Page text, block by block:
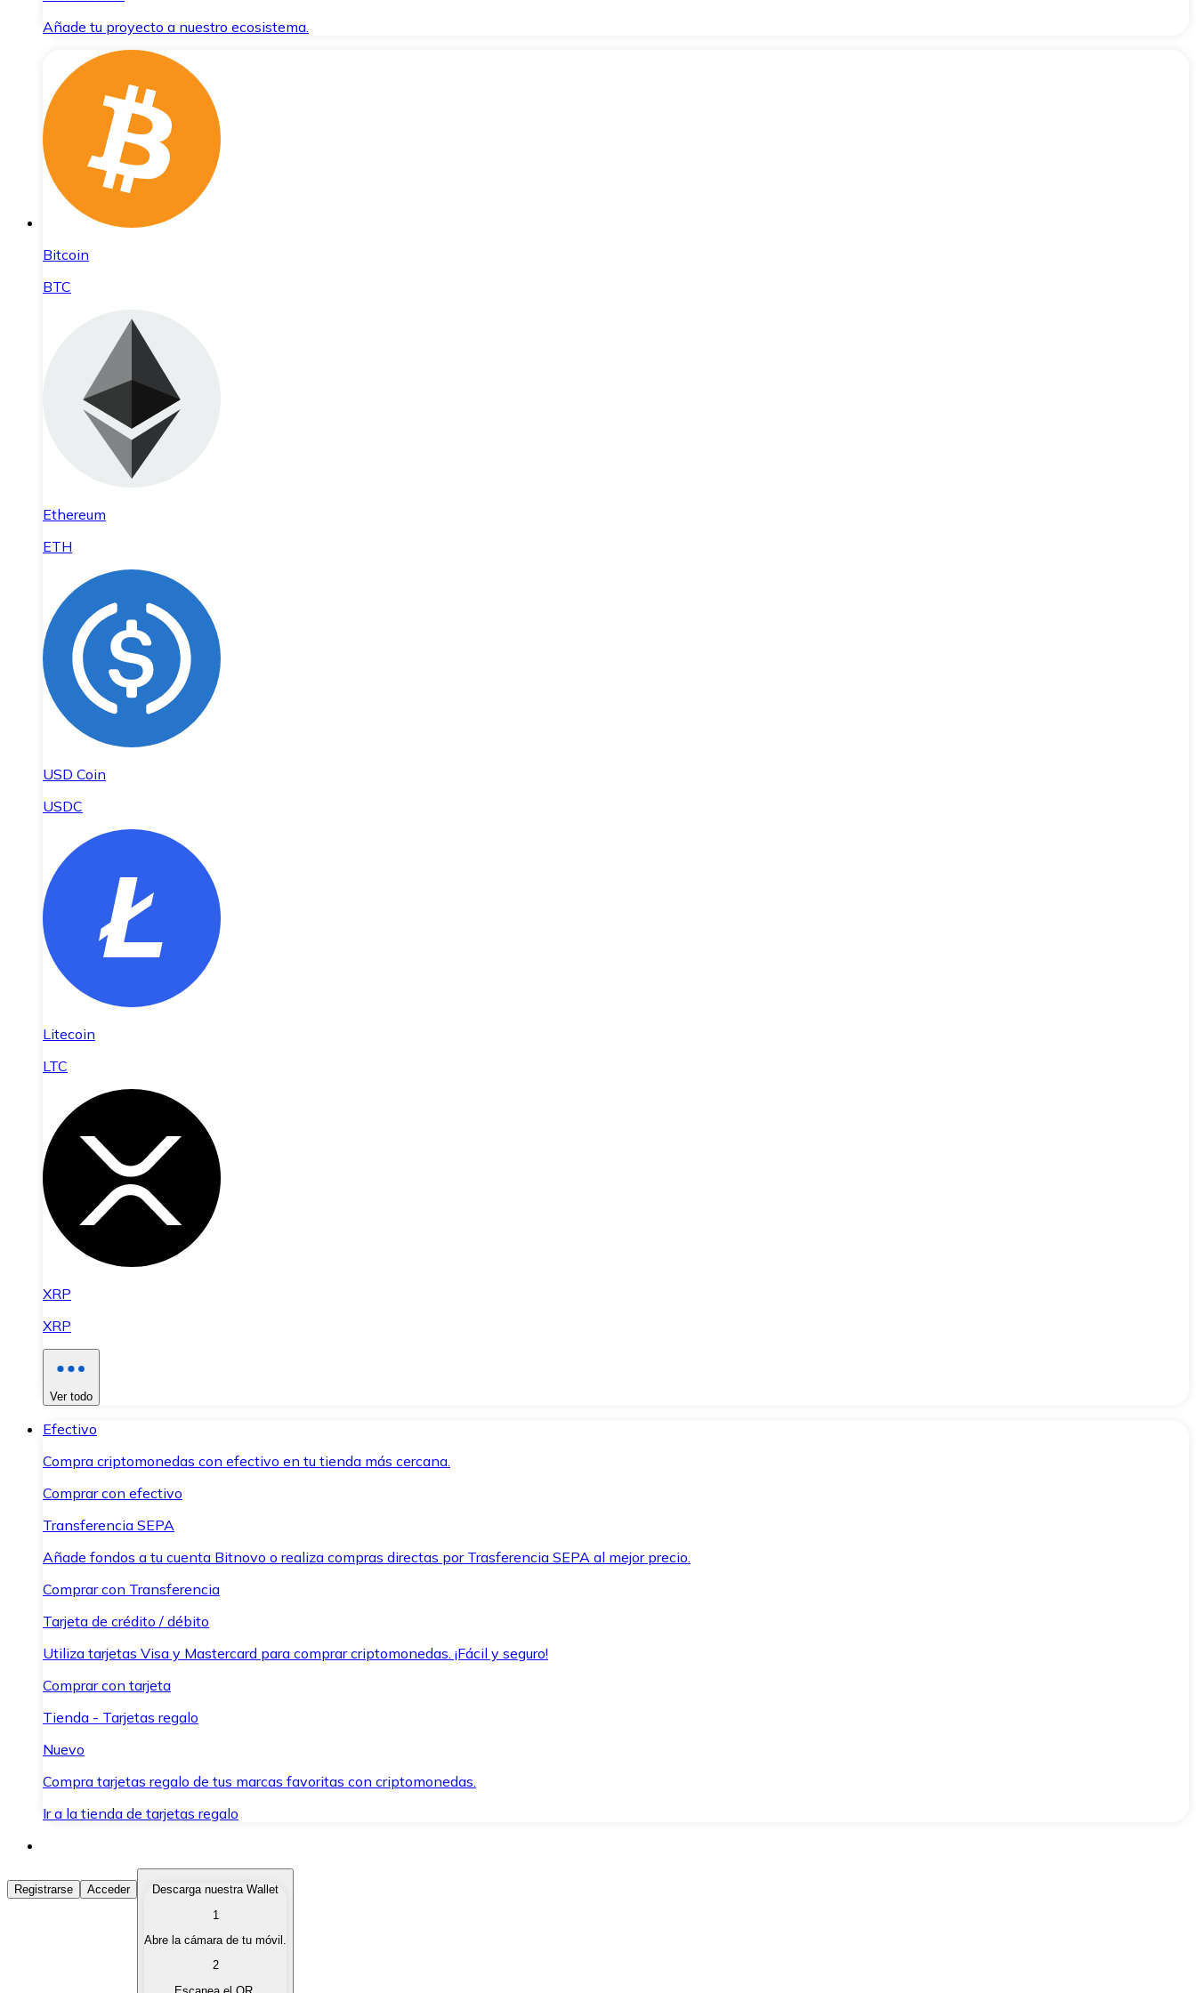
Añade tu proyecto a nuestro ecosistema.
Bitcoin
BTC
Ethereum
ETH
USD Coin
USDC
Litecoin
LTC
XRP
XRP
Ver todo
Efectivo
Compra criptomonedas con efectivo en tu tienda más cercana.
Comprar con efectivo
Transferencia SEPA
Añade fondos a tu cuenta Bitnovo o realiza compras directas por Trasferencia SEPA al mejor precio.
Comprar con Transferencia
Tarjeta de crédito / débito
Utiliza tarjetas Visa y Mastercard para comprar criptomonedas. ¡Fácil y seguro!
Comprar con tarjeta
Tienda - Tarjetas regalo
Nuevo
Compra tarjetas regalo de tus marcas favoritas con criptomonedas.
Ir a la tienda de tarjetas regalo
Comprar Criptomonedas
Compra criptomonedas con diferentes métodos de pago.
Vende tus criptomonedas de forma rápida y segura.
Registrarse Acceder
Descarga nuestra Wallet
1
Abre la cámara de tu móvil.
2